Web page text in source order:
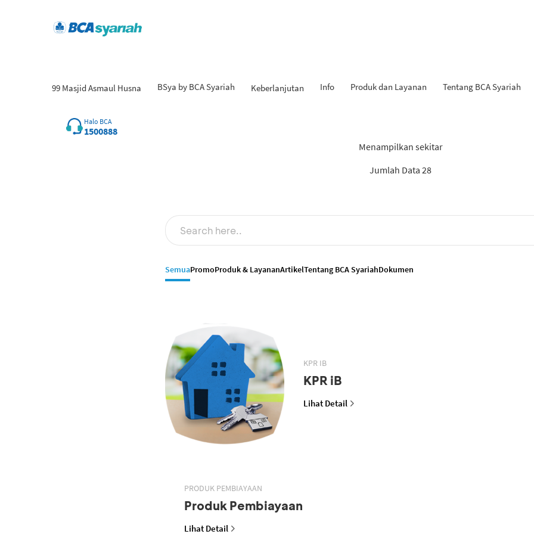
99 Masjid Asmaul Husna BSya by BCA Syariah Keberlanjutan Info Produk dan Layanan Tentang BCA Syariah
Halo BCA
1500888
Menampilkan sekitar
Jumlah Data 28
SemuaPromoProduk & LayananArtikelTentang BCA SyariahDokumen
KPR IB
KPR iB
Lihat Detail
PRODUK PEMBIAYAAN
Produk Pembiayaan
Lihat Detail